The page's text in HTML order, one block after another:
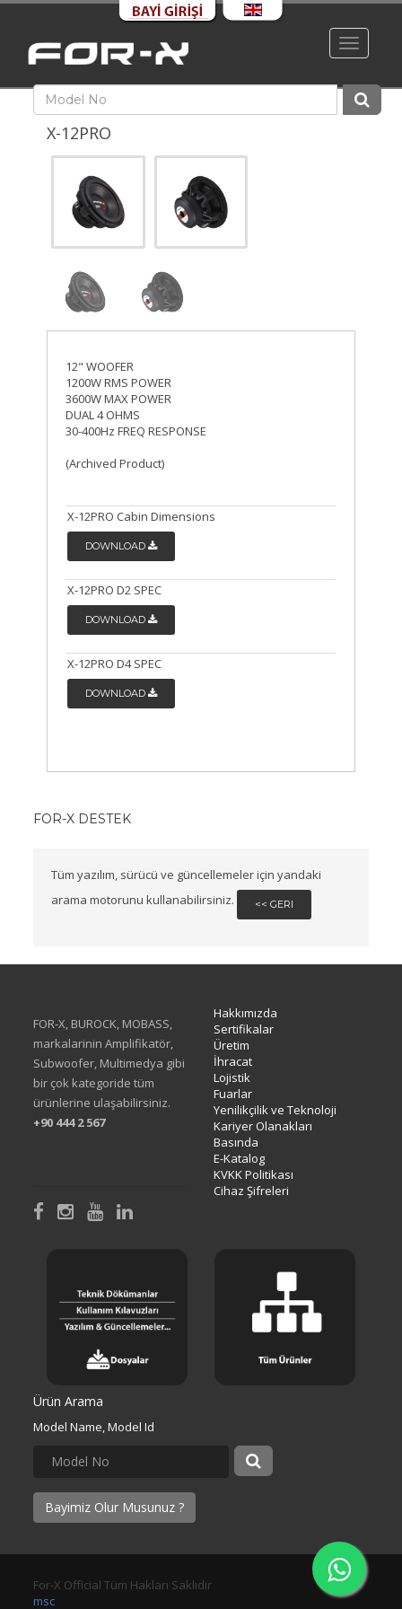
Toggle
X-12PRO
12" WOOFER
1200W RMS POWER
3600W MAX POWER
DUAL 4 OHMS
30-400Hz FREQ RESPONSE
(Archived Product)
X-12PRO Cabin Dimensions
DOWNLOAD
X-12PRO D2 SPEC
DOWNLOAD
X-12PRO D4 SPEC
DOWNLOAD
FOR-X DESTEK
Tüm yazılım, sürücü ve güncellemeler için yandaki
arama motorunu kullanabilirsiniz.
<< GERI
FOR-X, BUROCK, MOBASS,
markalarinin Amplifikatör,
Subwoofer, Multimedya gibi
bir çok kategoride tüm
ürünlerine ulaşabilirsiniz.
+90 444 2 567
Hakkımızda
Sertifikalar
Üretim
İhracat
Lojistik
Fuarlar
Yenilikçilik ve Teknoloji
Kariyer Olanakları
Basında
E-Katalog
KVKK Politikası
Cihaz Şifreleri
Ürün Arama
Model Name, Model Id
Bayimiz Olur Musunuz ?
For-X Official Tüm Hakları Saklıdır
msc